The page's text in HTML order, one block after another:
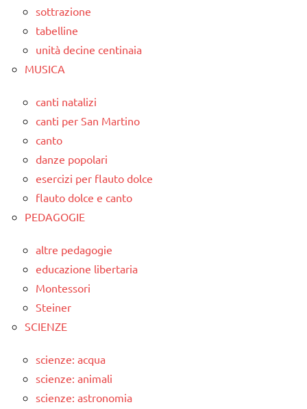
sottrazione
tabelline
unità decine centinaia
MUSICA
canti natalizi
canti per San Martino
canto
danze popolari
esercizi per flauto dolce
flauto dolce e canto
PEDAGOGIE
altre pedagogie
educazione libertaria
Montessori
Steiner
SCIENZE
scienze: acqua
scienze: animali
scienze: astronomia